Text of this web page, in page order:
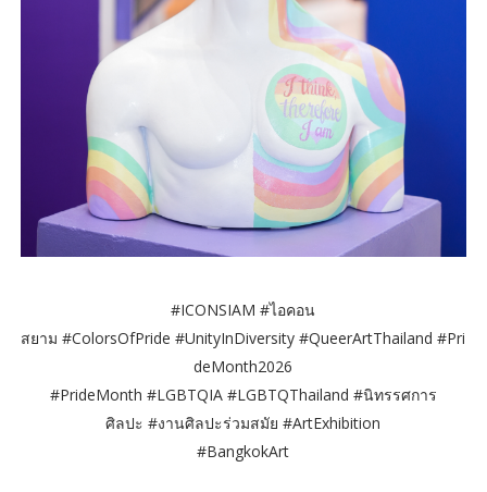
#ICONSIAM #ไอคอน
สยาม #ColorsOfPride #UnityInDiversity #QueerArtThailand #Pri
deMonth2026
#PrideMonth #LGBTQIA #LGBTQThailand #นิทรรศการ
ศิลปะ #งานศิลปะร่วมสมัย #ArtExhibition
#BangkokArt